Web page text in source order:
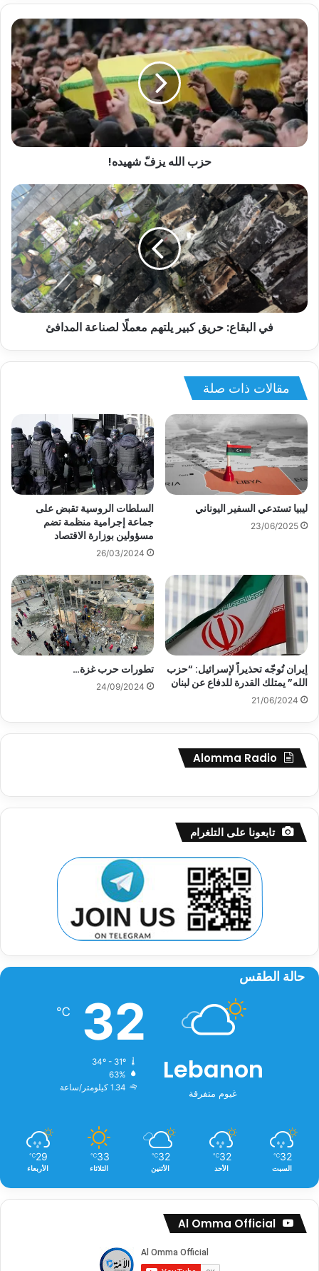
حزب الله يزفّ شهيده!
في البقاع: حريق كبير يلتهم معملًا لصناعة المدافئ
مقالات ذات صلة
ليبيا تستدعي السفير اليوناني
23/06/2025
السلطات الروسية تقبض على
جماعة إجرامية منظمة تضم
مسؤولين بوزارة الاقتصاد
26/03/2024
إيران تُوجّه تحذيراً لإسرائيل: “حزب
الله” يمتلك القدرة للدفاع عن لبنان
21/06/2024
تطورات حرب غزة…
24/09/2024
Alomma Radio
تابعونا على التلغرام
حالة الطقس
Lebanon
غيوم متفرقة
32
℃
34º - 31º
63%
1.34 كيلومتر/ساعة
32
℃
السبت
32
℃
الأحد
32
℃
الأثنين
33
℃
الثلاثاء
29
℃
الأربعاء
Al Omma Official